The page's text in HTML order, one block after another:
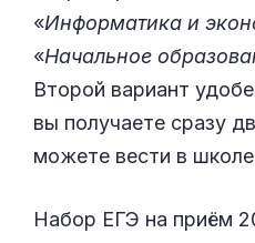
«Информатика и
«Начальное
Второй вариант
вы получаете сразу
можете вести в
Набор ЕГЭ на приём